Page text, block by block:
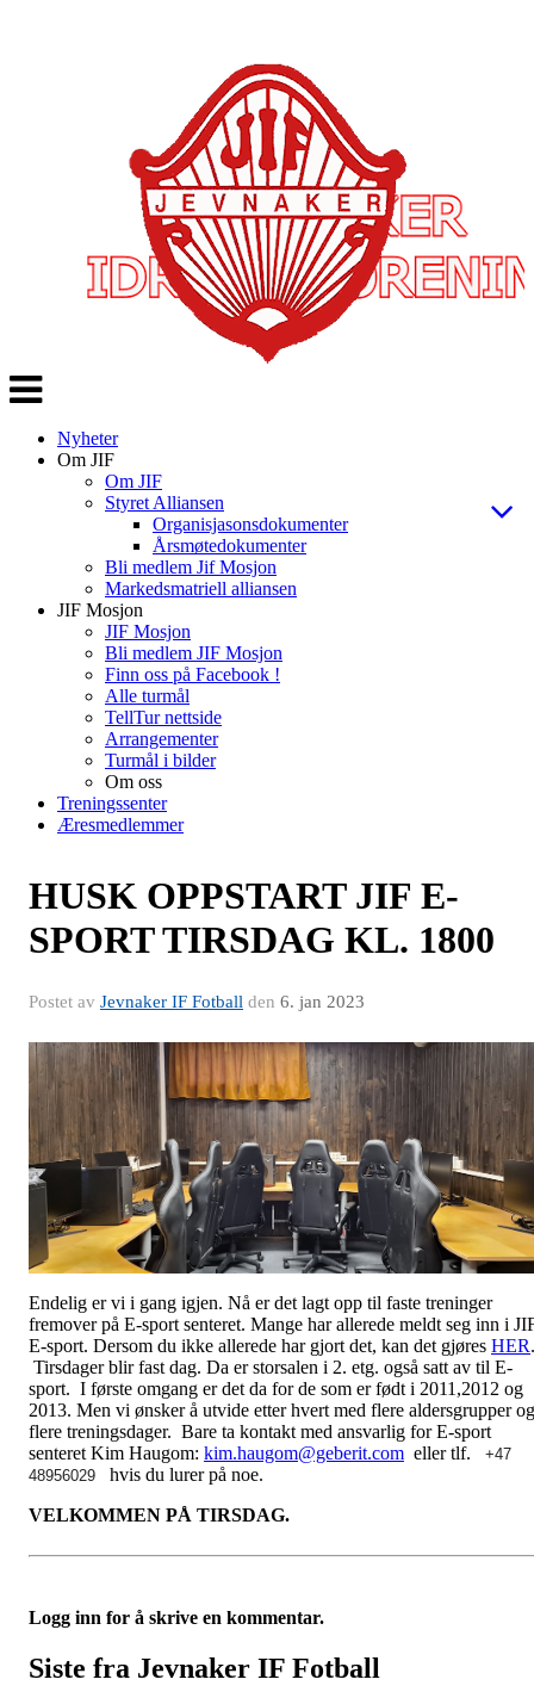
Veksle
navigasjon
Nyheter
Om JIF
Om JIF
Styret Alliansen
Organisjasonsdokumenter
Årsmøtedokumenter
Bli medlem Jif Mosjon
Markedsmatriell alliansen
JIF Mosjon
JIF Mosjon
Bli medlem JIF Mosjon
Finn oss på Facebook !
Alle turmål
TellTur nettside
Arrangementer
Turmål i bilder
Om oss
Treningssenter
Æresmedlemmer
HUSK OPPSTART JIF E-
SPORT TIRSDAG KL. 1800
Postet av Jevnaker IF Fotball den 6. jan 2023
Endelig er vi i gang igjen. Nå er det lagt opp til faste treninger
fremover på E-sport senteret. Mange har allerede meldt seg inn i
E-sport. Dersom du ikke allerede har gjort det, kan det gjøres HER.
Tirsdager blir fast dag. Da er storsalen i 2. etg. også satt av til E-
sport. I første omgang er det da for de som er født i 2011,2012 og
2013. Men vi ønsker å utvide etter hvert med flere aldersgrupper og
flere treningsdager. Bare ta kontakt med ansvarlig for E-sport
senteret Kim Haugom: kim.haugom@geberit.com eller tlf. +47
48956029 hvis du lurer på noe.
VELKOMMEN PÅ TIRSDAG.
Logg inn for å skrive en kommentar.
Siste fra Jevnaker IF Fotball